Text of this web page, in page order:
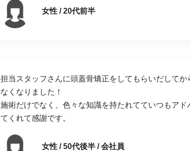
女性 / 20代前半
担当スタッフさんに頭蓋骨矯正をしてもらいだしてか
なくなりました！
施術だけでなく、色々な知識を持たれてていつもアド
てくれて感謝です。
女性 / 50代後半 / 会社員